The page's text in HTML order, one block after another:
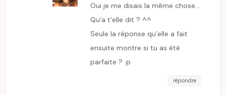
Oui je me disais la même chose…
Qu’a t’elle dit ? ^^
Seule la réponse qu’elle a fait
ensuite montre si tu as été
parfaite ? :p
répondre